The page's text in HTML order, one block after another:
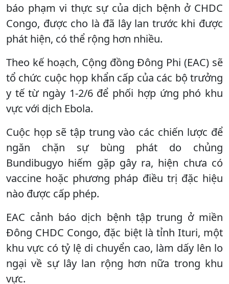
báo phạm vi thực sự của dịch bệnh ở CHDC
Congo, được cho là đã lây lan trước khi được
phát hiện, có thể rộng hơn nhiều.
Theo kế hoạch, Cộng đồng Đông Phi (EAC) sẽ
tổ chức cuộc họp khẩn cấp của các bộ trưởng
y tế từ ngày 1-2/6 để phối hợp ứng phó khu
vực với dịch Ebola.
Cuộc họp sẽ tập trung vào các chiến lược để
ngăn chặn sự bùng phát do chủng
Bundibugyo hiếm gặp gây ra, hiện chưa có
vaccine hoặc phương pháp điều trị đặc hiệu
nào được cấp phép.
EAC cảnh báo dịch bệnh tập trung ở miền
Đông CHDC Congo, đặc biệt là tỉnh Ituri, một
khu vực có tỷ lệ di chuyển cao, làm dấy lên lo
ngại về sự lây lan rộng hơn nữa trong khu
vực.